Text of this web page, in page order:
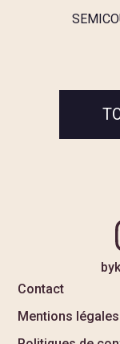
Contact
Mentions légales